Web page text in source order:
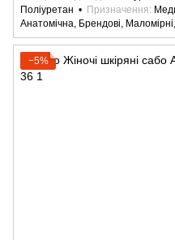
Поліуретан
Призначення
Анатомічна, Брендові,
−5%